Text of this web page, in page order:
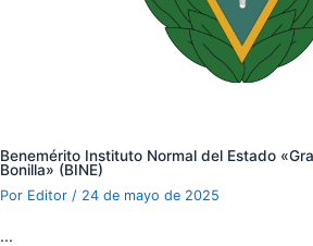
Benemérito Instituto Normal del Estado
Bonilla» (BINE)
Por Editor / 24 de mayo de 2025
…